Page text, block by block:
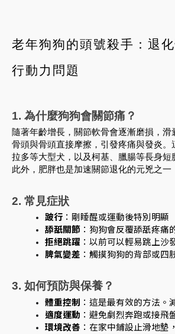
老年狗狗的頭號殺手：退
行動力問題
1. 為什麼狗狗會關節痛？
隨著年齡增長，關節軟骨會逐漸磨損，
骨頭與骨頭直接摩擦，引發疼痛與發炎。
拉多等大型犬，以及柯基、臘腸等長身短
此外，肥胖也是加速關節退化的元兇之一
2. 常見症狀
跛行 ：剛睡醒或運動後特別明顯
舔舐關節 ：狗狗會反覆舔舐疼痛
拒絕跳躍 ：以前可以輕易跳上沙
脾氣變差 ：觸摸狗狗的背部或四
3. 如何預防與保養？
體重控制
：這是最有效的方法。
適度運動 ：避免劇烈奔跑或接
環境改善 ：在家中鋪設止滑地